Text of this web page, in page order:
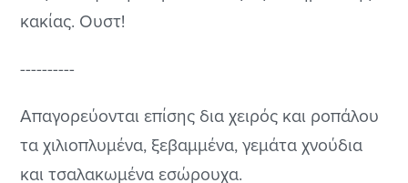
κακίας. Ουστ!
----------
Απαγορεύονται επίσης δια χειρός και ροπάλου
τα χιλιοπλυμένα, ξεβαμμένα, γεμάτα χνούδια
και τσαλακωμένα εσώρουχα.